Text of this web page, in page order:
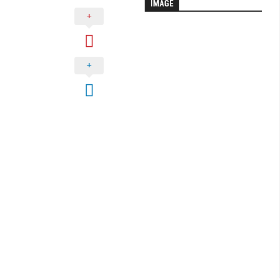
IMAGE